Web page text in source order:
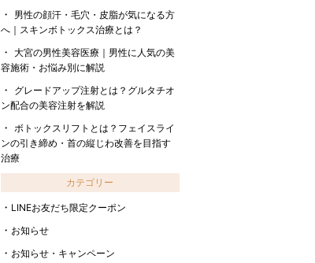
男性の顔汗・毛穴・皮脂が気になる方
へ｜スキンボトックス治療とは？
大宮の男性美容医療｜男性に人気の美
容施術・お悩み別に解説
グレードアップ注射とは？グルタチオ
ン配合の美容注射を解説
ボトックスリフトとは？フェイスライ
ンの引き締め・首の縦じわ改善を目指す
治療
カテゴリー
LINEお友だち限定クーポン
お知らせ
お知らせ・キャンペーン